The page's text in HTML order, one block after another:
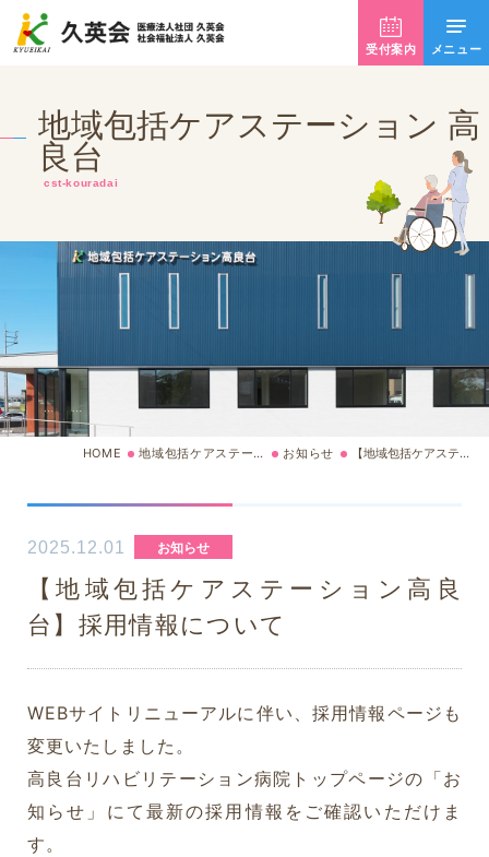
受付案内
採用情報
介護老人保健施設 高良台
高良台シニアビレッジ
地域包括ケアステーション高良台
お知らせ
ごあいさつ・理念
ご利用方法
久英会シニアビレッジ
久英会クリニック
ゆのそピア
地域包括ケアステーション 高
良台
cst-kouradai
HOME 地域包括ケアステーション高良台 お知らせ 【地域包括ケアステーション高良台】採用情報について
2025.12.01 お知らせ
【地域包括ケアステーション高良
台】採用情報について
WEBサイトリニューアルに伴い、採用情報ページも
変更いたしました。
高良台リハビリテーション病院トップページの「お
知らせ」にて最新の採用情報をご確認いただけま
す。